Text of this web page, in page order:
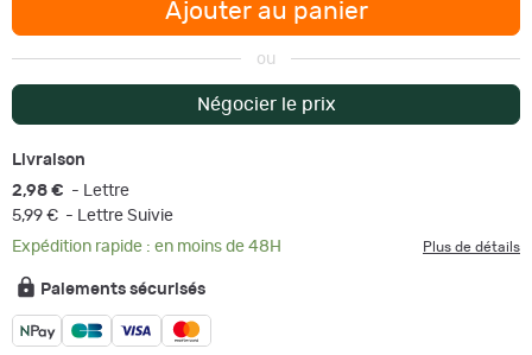
Ajouter au panier
ou
Négocier le prix
Livraison
2,98 € - Lettre
5,99 € - Lettre Suivie
Expédition rapide : en moins de 48H
Plus de détails
Paiements sécurisés